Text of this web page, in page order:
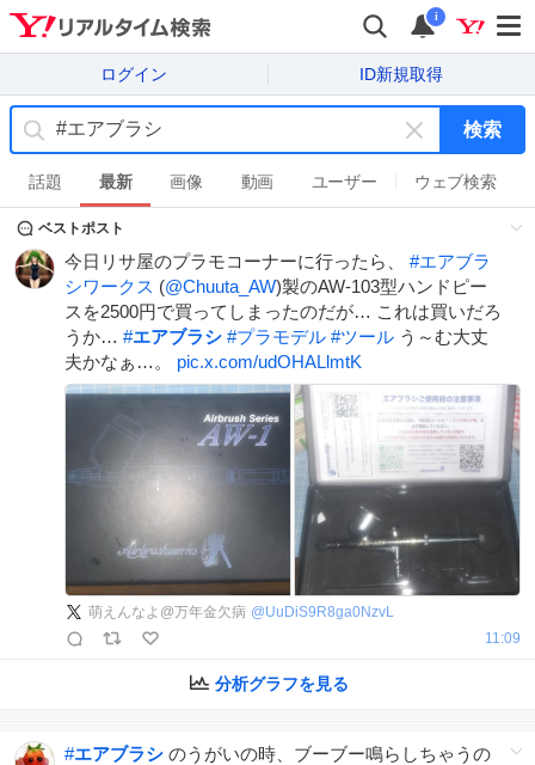
i
ログイン ID新規取得
キ
ー
ワ
ド
を
消
す
検索
話題 最新 画像 動画 ユーザー ウェブ検索
ベストポスト
今日リサ屋のプラモコーナーに行ったら、 #エアブラ
シワークス (@Chuuta_AW)製のAW-103型ハンドピー
スを2500円で買ってしまったのだが… これは買いだろ
うか… #エアブラシ #プラモデル #ツール う～む大丈
夫かなぁ…。 pic.x.com/udOHALlmtK
萌えんなよ@万年金欠病 @UuDiS9R8ga0NzvL
11:09
分析グラフを見る
#エアブラシ のうがいの時、ブーブー鳴らしちゃうの